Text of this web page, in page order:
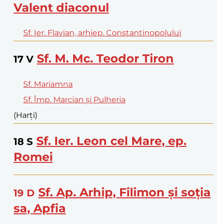
Valent diaconul
Sf. Ier. Flavian, arhiep. Constantinopolului
17 V Sf. M. Mc. Teodor Tiron
Sf. Mariamna
Sf. Împ. Marcian și Pulheria
(Harți)
18 S Sf. Ier. Leon cel Mare, ep.
Romei
19 D Sf. Ap. Arhip, Filimon și soția
sa, Apfia